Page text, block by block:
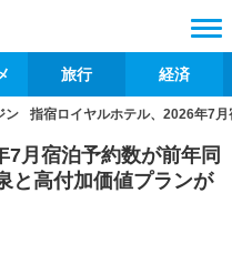
旅行 経済
ン 指宿ロイヤルホテル、2026年7
月宿泊予約数が前年同
と高付加価値プランが